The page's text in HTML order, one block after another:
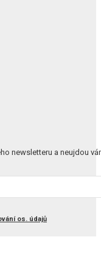
newsletteru a neujdou
os. údajů